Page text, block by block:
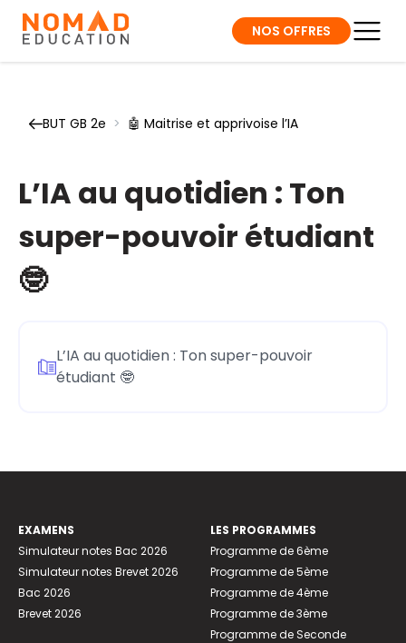
NOS OFFRES
BUT GB 2e > 🤖 Maitrise et apprivoise l’IA
L’IA au quotidien : Ton
super-pouvoir étudiant
🤓
L’IA au quotidien : Ton super-pouvoir
étudiant 🤓
EXAMENS
Simulateur notes Bac 2026
Simulateur notes Brevet 2026
Bac 2026
Brevet 2026
LES PROGRAMMES
Programme de 6ème
Programme de 5ème
Programme de 4ème
Programme de 3ème
Programme de Seconde